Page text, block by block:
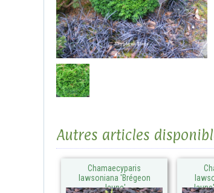
Autres articles
Chamaecyparis
lawsoniana 'Brégeon
Jaune'